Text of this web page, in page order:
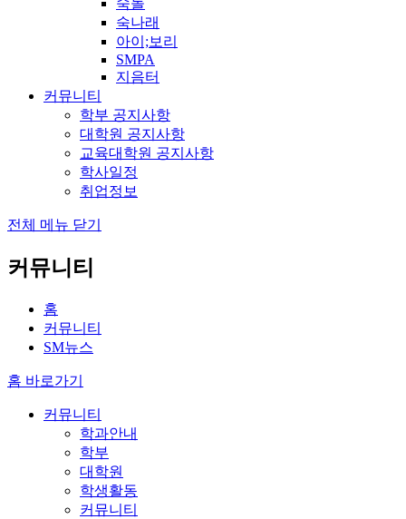
숙나래
아이;보리
SMPA
지음터
커뮤니티
학부 공지사항
대학원 공지사항
교육대학원 공지사항
학사일정
취업정보
전체 메뉴 닫기
커뮤니티
홈
커뮤니티
SM뉴스
홈 바로가기
커뮤니티
학과안내
학부
대학원
학생활동
커뮤니티